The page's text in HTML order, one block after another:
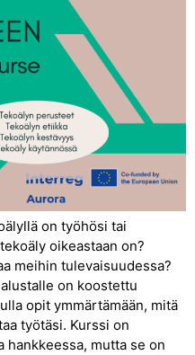
on työhösi tai
oikeastaan on?
meihin tulevaisuudessa?
on koostettu
opit ymmärtämään, mitä
työtäsi. Kurssi on
mutta se on